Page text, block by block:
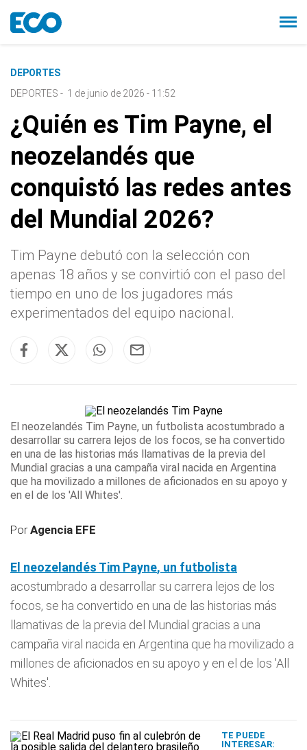
DEPORTES
DEPORTES - 1 de junio de 2026 - 11:52
¿Quién es Tim Payne, el
neozelandés que
conquistó las redes antes
del Mundial 2026?
Tim Payne debutó con la selección con
apenas 18 años y se convirtió con el paso del
tiempo en uno de los jugadores más
experimentados del equipo nacional.
El neozelandés Tim Payne, un futbolista acostumbrado a
desarrollar su carrera lejos de los focos, se ha convertido
en una de las historias más llamativas de la previa del
Mundial gracias a una campaña viral nacida en Argentina
que ha movilizado a millones de aficionados en su apoyo y
en el de los 'All Whites'.
PorAgencia EFE
El neozelandés Tim Payne, un futbolista
acostumbrado a desarrollar su carrera lejos de los
focos, se ha convertido en una de las historias más
llamativas de la previa del Mundial gracias a una
campaña viral nacida en Argentina que ha movilizado a
millones de aficionados en su apoyo y en el de los 'All
Whites'.
TE PUEDE
INTERESAR: